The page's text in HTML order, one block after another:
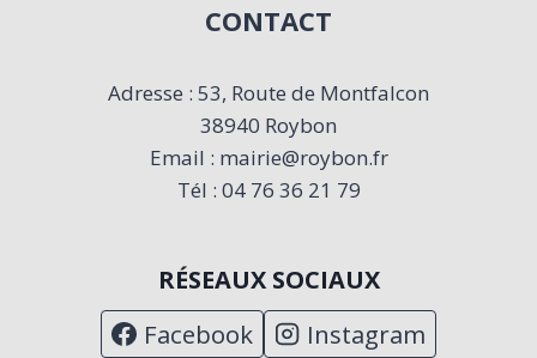
CONTACT
Adresse : 53, Route de Montfalcon
38940 Roybon
Email : mairie@roybon.fr
Tél : 04 76 36 21 79
RÉSEAUX SOCIAUX
Facebook Instagram